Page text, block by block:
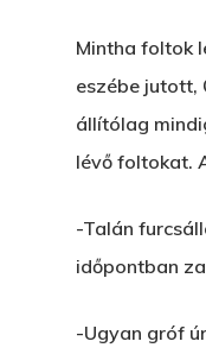
Mintha foltok
eszébe jutott,
állítólag
lévő foltokat.
-Talán
időpontban
-Ugyan gróf